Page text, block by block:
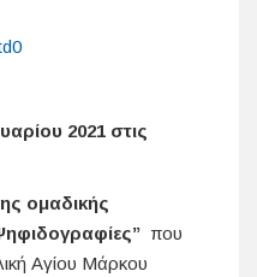
2021 στις
ομαδικής
που
Αγίου Μάρκου